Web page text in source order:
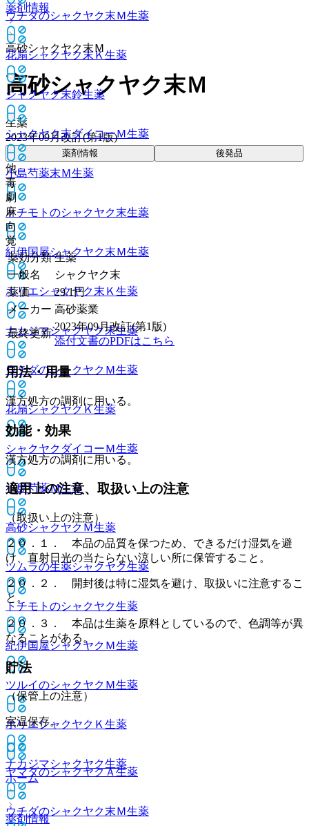
ウチダのシャクヤク末Ｍ生薬
花扇シャクヤク末Ｋ生薬
シャクヤク末鈴生薬
シャクヤク末ダイコーＭ生薬
小島芍薬末Ｍ生薬
トチモトのシャクヤク末生薬
紀伊国屋シャクヤク末Ｍ生薬
ホリエシャクヤク末Ｋ 生薬
ナカジマシャクヤク末生薬
ウチダのシャクヤクＭ生薬
花扇シャクヤクＫ生薬
シャクヤクダイコーＭ生薬
小島芍薬Ｍ生薬
高砂シャクヤクＭ生薬
ツムラの生薬シャクヤク生薬
トチモトのシャクヤク生薬
紀伊国屋シャクヤクＭ生薬
ツルイのシャクヤクＭ生薬
ホリエシャクヤクＫ 生薬
ナカジマシャクヤク生薬
ホーム
薬剤情報
薬剤情報
高砂シャクヤク末Ｍ
高砂シャクヤク末Ｍ
生薬
2023年09月改訂(第1版)
薬剤情報 後発品
他
毒
劇
麻
向
覚
薬効分類 生薬
一般名
シャクヤク末
薬価
29.1円
メーカー 高砂薬業
最終更新
2023年09月改訂(第1版)
添付文書のPDFはこちら
用法・用量
漢方処方の調剤に用いる。
効能・効果
漢方処方の調剤に用いる。
適用上の注意、取扱い上の注意
（取扱い上の注意）
２０．１． 本品の品質を保つため、できるだけ湿気を避
け、直射日光の当たらない涼しい所に保管すること。
２０．２． 開封後は特に湿気を避け、取扱いに注意するこ
と。
２０．３． 本品は生薬を原料としているので、色調等が異
なることがある。
貯法
（保管上の注意）
室温保存。
ヤマダのシャクヤクＡ生薬
ウチダのシャクヤク末Ｍ生薬